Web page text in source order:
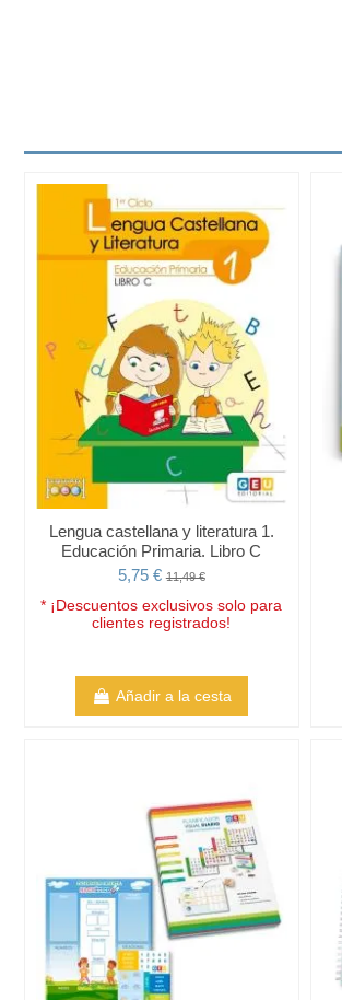
Lengua castellana y literatura 1.
Educación Primaria. Libro C
5,75 €11,49 €
* ¡Descuentos exclusivos solo para
clientes registrados!
Añadir a la cesta